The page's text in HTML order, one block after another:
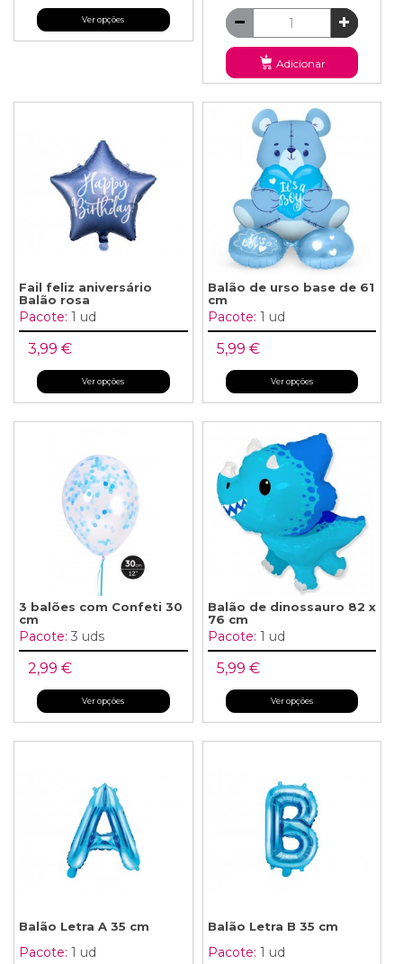
Ver opções
Adicionar
Fail feliz aniversário
Balão rosa
Pacote: 1 ud
3,99 €
Ver opções
Balão de urso base de 61
cm
Pacote: 1 ud
5,99 €
Ver opções
3 balões com Confeti 30
cm
Pacote: 3 uds
2,99 €
Ver opções
Balão de dinossauro 82 x
76 cm
Pacote: 1 ud
5,99 €
Ver opções
Balão Letra A 35 cm
Pacote: 1 ud
Balão Letra B 35 cm
Pacote: 1 ud